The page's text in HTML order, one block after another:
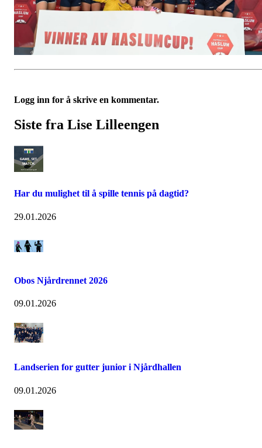
Logg inn for å skrive en kommentar.
Siste fra Lise Lilleengen
Har du mulighet til å spille tennis på dagtid?
29.01.2026
Obos Njårdrennet 2026
09.01.2026
Landserien for gutter junior i Njårdhallen
09.01.2026